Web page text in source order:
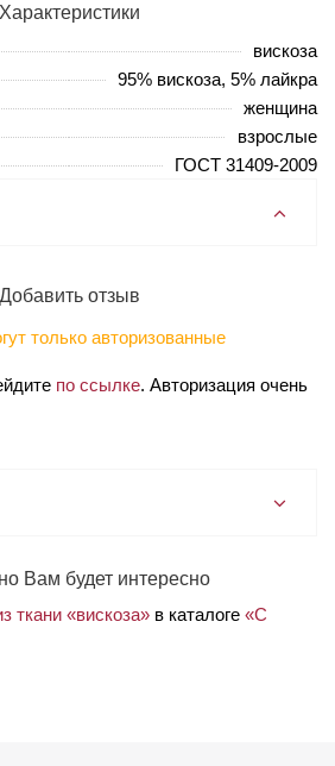
Характеристики
вискоза
95% вискоза, 5% лайкра
женщина
взрослые
ГОСТ 31409-2009
Добавить отзыв
только авторизованные
по ссылке. Авторизация очень
Вам будет интересно
ткани «вискоза» в каталоге «С